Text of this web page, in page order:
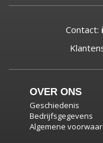
Contact:
OVER ONS
Geschiedenis
Bedrijfsgegevens
Algemene